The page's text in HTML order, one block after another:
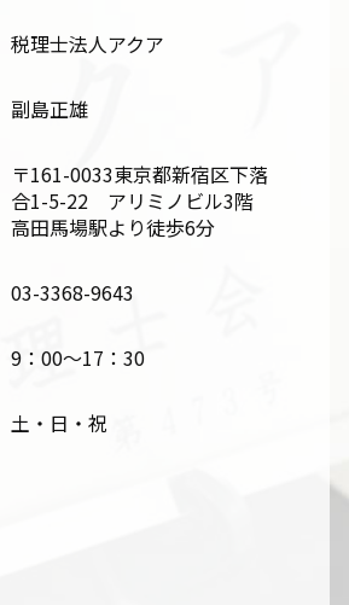
税理士法人アクア
副島正雄
〒161-0033東京都新宿区下落
合1-5-22 アリミノビル3階
高田馬場駅より徒歩6分
03-3368-9643
9：00～17：30
土・日・祝